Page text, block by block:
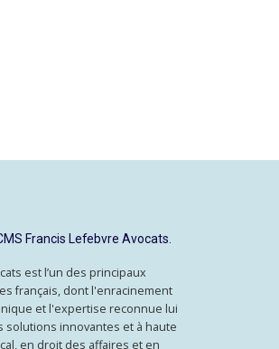
Francis Lefebvre Avocats.
est l’un des principaux
français, dont l'enracinement
et l'expertise reconnue lui
innovantes et à haute
en droit des affaires et en